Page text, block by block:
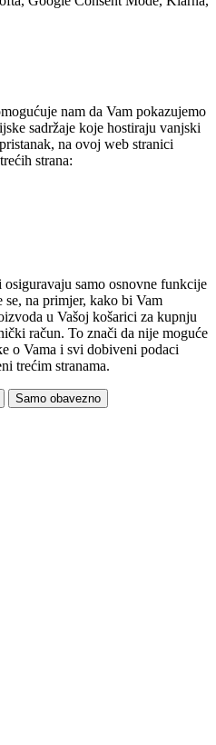
nam da Vam pokazujemo
sadržaje koje hostiraju vanjski
na ovoj web stranici
strana:
samo osnovne funkcije
se, na primjer, kako bi Vam
u Vašoj košarici za kupnju
račun. To znači da nije moguće
o Vama i svi dobiveni podaci
trećim stranama.
Samo obavezno